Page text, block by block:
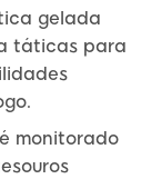
gelada
táticas para
monitorado